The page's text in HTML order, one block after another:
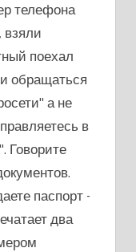
телефона
взяли
поехал
обращаться
а не
в
Говорите
паспорт -
два